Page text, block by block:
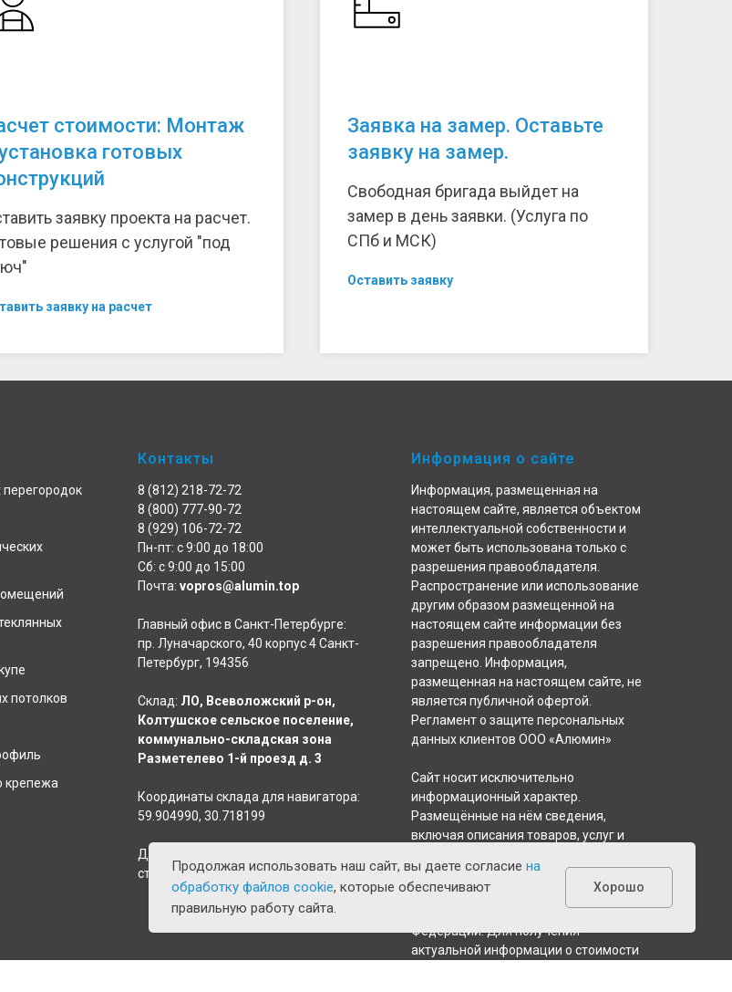
Продолжая использовать наш сайт, вы даете согласие на
обработку файлов cookie, которые обеспечивают
правильную работу сайта.
Хорошо
стоимости: Монтаж
готовых
заявку проекта на расчет.
решения с услугой "под
заявку на расчет
Заявка на замер. Оставьте
заявку на замер.
Свободная бригада выйдет на
замер в день заявки. (Услуга по
СПб и МСК)
Оставить заявку
потолков
крепежа
Контакты
8 (812) 218-72-72
8 (800) 777-90-72
8 (929) 106-72-72
Пн-пт: с 9:00 до 18:00
Сб: с 9:00 до 15:00
Почта: vopros@alumin.top
Главный офис в Санкт-Петербурге:
пр. Луначарского, 40 корпус 4 Санкт-
Петербург, 194356
Склад: ЛО, Всеволожский р-он,
Колтушское сельское поселение,
коммунально-складская зона
Разметелево 1-й проезд д. 3
Координаты склада для навигатора:
59.904990, 30.718199
Доставка товара по всей России и
странам СНГ.
Информация о сайте
Информация, размещенная на
настоящем сайте, является объектом
интеллектуальной собственности и
может быть использована только с
разрешения правообладателя.
Распространение или использование
другим образом размещенной на
настоящем сайте информации без
разрешения правообладателя
запрещено. Информация,
размещенная на настоящем сайте, не
является публичной офертой.
Регламент о защите персональных
данных клиентов ООО «Алюмин»
Сайт носит исключительно
информационный характер.
Размещённые на нём сведения,
включая описания товаров, услуг и
публичной офертой, определяемой
положениями статьи 437
Гражданского кодекса Российской
Федерации. Для получения
актуальной информации о стоимости